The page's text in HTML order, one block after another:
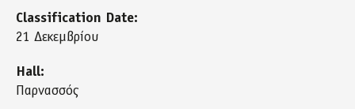
top
Classification Date:
21 Δεκεμβρίου
Hall:
Παρνασσός